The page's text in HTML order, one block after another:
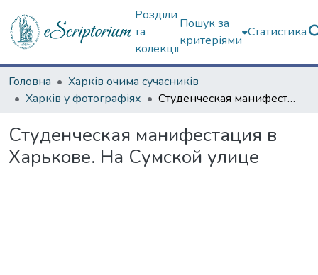
Розділи
та
колекції
Пошук за
критеріями
Статистика
Головна
Харків очима сучасників
Харків у фотографіях
Студенческая манифестация в Харькове. На Сумской улице
Студенческая манифестация в
Харькове. На Сумской улице